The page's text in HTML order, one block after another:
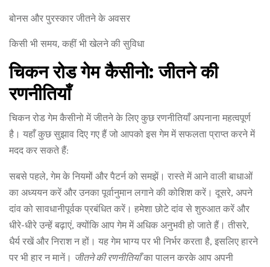
बोनस और पुरस्कार जीतने के अवसर
किसी भी समय, कहीं भी खेलने की सुविधा
चिकन रोड गेम कैसीनो: जीतने की
रणनीतियाँ
चिकन रोड गेम कैसीनो में जीतने के लिए कुछ रणनीतियाँ अपनाना महत्वपूर्ण
है। यहाँ कुछ सुझाव दिए गए हैं जो आपको इस गेम में सफलता प्राप्त करने में
मदद कर सकते हैं:
सबसे पहले, गेम के नियमों और पैटर्न को समझें। रास्ते में आने वाली बाधाओं
का अध्ययन करें और उनका पूर्वानुमान लगाने की कोशिश करें। दूसरे, अपने
दांव को सावधानीपूर्वक प्रबंधित करें। हमेशा छोटे दांव से शुरुआत करें और
धीरे-धीरे उन्हें बढ़ाएं, क्योंकि आप गेम में अधिक अनुभवी हो जाते हैं। तीसरे,
धैर्य रखें और निराश न हों। यह गेम भाग्य पर भी निर्भर करता है, इसलिए हारने
पर भी हार न मानें। जीतने की रणनीतियाँका पालन करके आप अपनी